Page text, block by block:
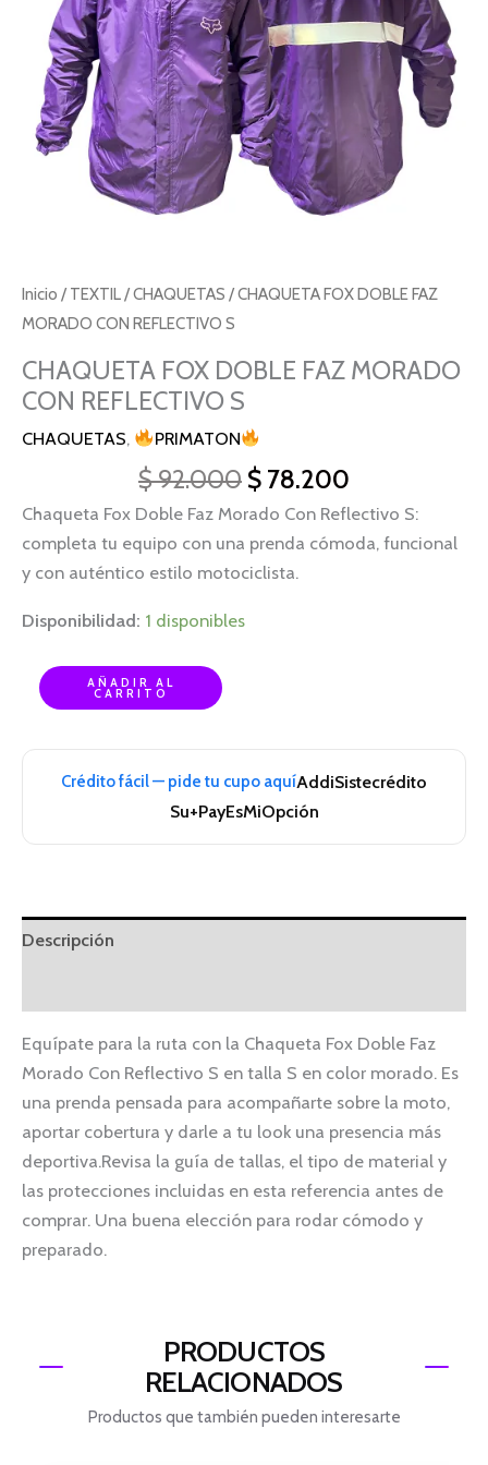
Inicio / TEXTIL/CHAQUETAS / CHAQUETA FOX DOBLE FAZ
MORADO CON REFLECTIVO S
CHAQUETA FOX DOBLE FAZ MORADO
CON REFLECTIVO S
CHAQUETAS, PRIMATON
$92.000 $ 78.200
Chaqueta Fox Doble Faz Morado Con Reflectivo S:
completa tu equipo con una prenda cómoda, funcional
y con auténtico estilo motociclista.
Disponibilidad: 1 disponibles
cantidad
AÑADIR AL
CARRITO
Crédito fácil — pide tu cupo aquíAddiSistecrédito
Su+PayEsMiOpción
Descripción
Equípate para la ruta con la Chaqueta Fox Doble Faz
Morado Con Reflectivo S en talla S en color morado. Es
una prenda pensada para acompañarte sobre la moto,
aportar cobertura y darle a tu look una presencia más
deportiva.Revisa la guía de tallas, el tipo de material y
las protecciones incluidas en esta referencia antes de
comprar. Una buena elección para rodar cómodo y
preparado.
PRODUCTOS
RELACIONADOS
Productos que también pueden interesarte